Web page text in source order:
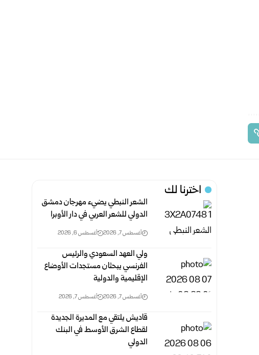
اخترنا لك
الشعر النبطي يضيء مهرجان دمشق
الدولي للشعر العربي في دار الأوبرا
أغسطس 7, 2026 أغسطس 6, 2026
ولي العهد السعودي والرئيس
الفرنسي يبحثان مستجدات الأوضاع
الإقليمية والدولية
أغسطس 7, 2026 أغسطس 7, 2026
قاديش يلتقي مع المديرة الجديدة
لقطاع الشرق الأوسط في البنك
الدولي